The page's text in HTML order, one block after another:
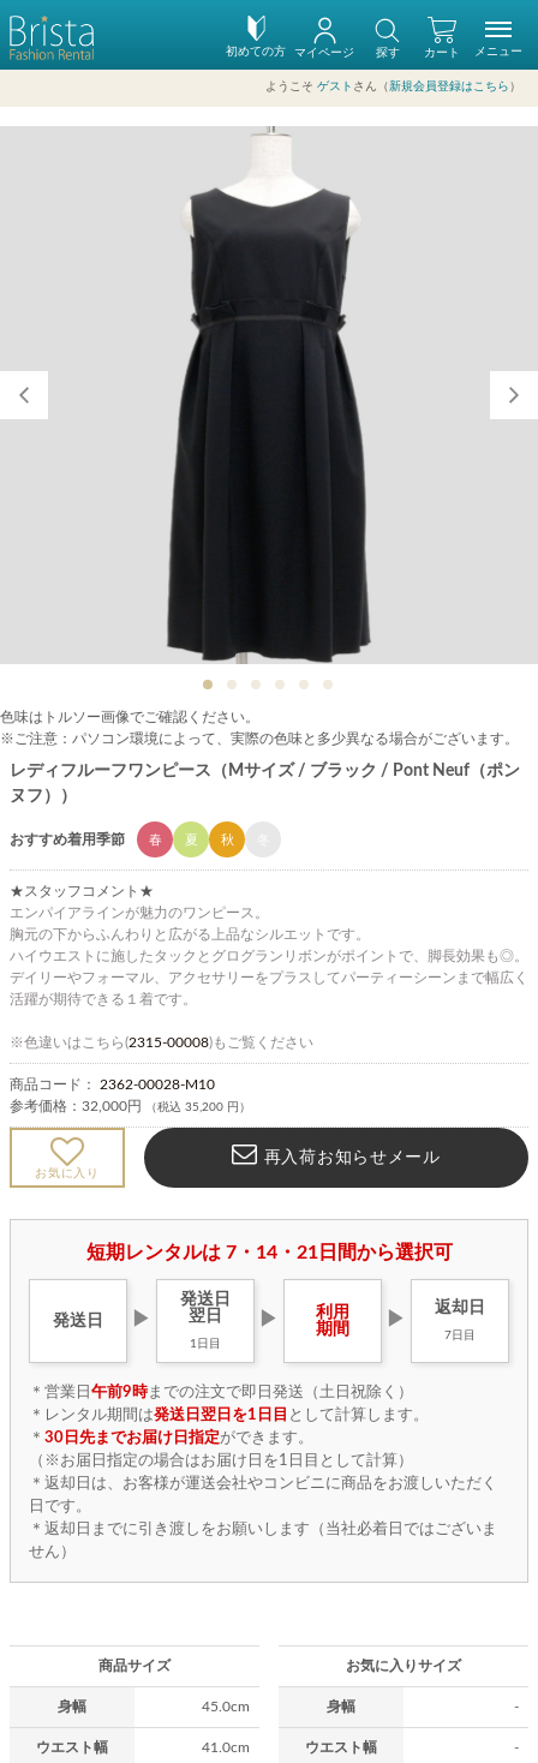
初めての方 カート
マイページ 探す
ようこそ ゲスト さん（新規会員登録はこちら ）
メニュー
色味はトルソー画像でご確認ください。
※ご注意：パソコン環境によって、実際の色味と多少異なる場合がございます。
レディフルーフワンピース（Mサイズ / ブラック / Pont Neuf（ポン
ヌフ））
おすすめ着用季節 春 夏 秋
★スタッフコメント★
エンパイアラインが魅力のワンピース。
胸元の下からふんわりと広がる上品なシルエットです。
ハイウエストに施したタックとグログランリボンがポイントで、脚長効果も◎。
デイリーやフォーマル、アクセサリーをプラスしてパーティーシーンまで幅広く
活躍が期待できる１着です。
※色違いはこちら(2315-00008)もご覧ください
商品コード： 2362-00028-M10
参考価格： 32,000円 （税込 35,200 円）
お気に入り
再入荷お知らせメール
短期レンタルは 7・14・21日間から選択可
発送日 ▶
発送日
翌日
1日目
▶
利用
期間
▶
返却日
7日目
＊営業日 午前9時までの注文で即日発送（土日祝除く）
＊レンタル期間は発送日翌日を1日目 として計算します。
＊ 30日先までお届け日指定ができます。
（※お届日指定の場合はお届け日を1日目として計算）
＊返却日は、お客様が運送会社やコンビニに商品をお渡しいただく
日です。
＊返却日までに引き渡しをお願いします（当社必着日ではございま
せん）
商品サイズ
身幅 45.0cm
ウエスト幅 41.0cm
お気に入りサイズ
身幅 -
ウエスト幅 -